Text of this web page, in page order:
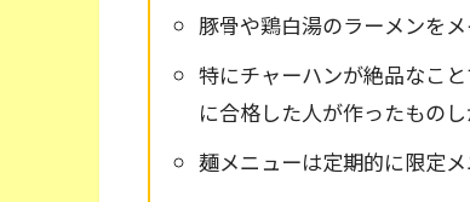
豚骨や鶏白湯のラーメンを
特にチャーハンが絶品なこ
に合格した人が作ったもの
麺メニューは定期的に限定